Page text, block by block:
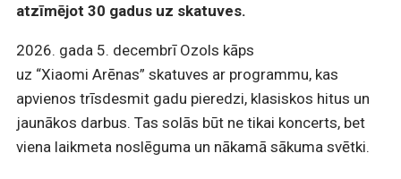
atzīmējot 30 gadus uz skatuves.
2026. gada 5. decembrī Ozols kāps
uz “Xiaomi Arēnas” skatuves ar programmu, kas
apvienos trīsdesmit gadu pieredzi, klasiskos hitus un
jaunākos darbus. Tas solās būt ne tikai koncerts, bet
viena laikmeta noslēguma un nākamā sākuma svētki.